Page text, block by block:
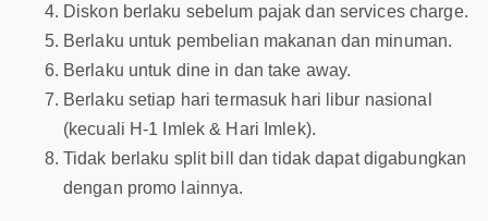
Diskon berlaku sebelum pajak dan services charge.
Berlaku untuk pembelian makanan dan minuman.
Berlaku untuk dine in dan take away.
Berlaku setiap hari termasuk hari libur nasional
(kecuali H-1 Imlek & Hari Imlek).
Tidak berlaku split bill dan tidak dapat digabungkan
dengan promo lainnya.